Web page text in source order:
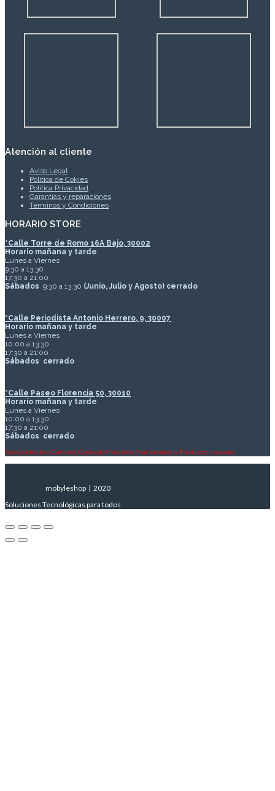
Atención al cliente
Aviso Legal
Política de Cokies
Política Privacidad
Garantías y reparaciones
Términos y Condiciones
HORARIO STORE
*Calle Torre de Romo 16A Bajo, 30002
Horario mañana y tarde
Lunes a Viernes
9:30 a 13:30
17:30 a 21:00
Sábados 9:30 a 13:30 (Junio, Julio y Agosto) cerrado
*Calle Periodista Antonio Herrero, 9, 30007
Horario mañana y tarde
Lunes a Viernes
10:00 a 13:30
17:30 a 21:00
Sábados cerrado
*Calle Paseo Florencia 50, 30010
Horario mañana y tarde
Lunes a Viernes
10:00 a 13:30
17:30 a 21:00
Sábados cerrado
Para todos los Centros Cerrado Festivos Nacionales y Festivos Locales
mobyleshop | 2020
Soluciones Tecnológicas para todos